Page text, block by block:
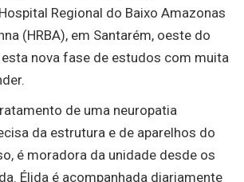
Regional do Baixo Amazonas
(HRBA), em Santarém, oeste do
esta nova fase de estudos com muita
de uma neuropatia
da estrutura e de aparelhos do
é moradora da unidade desde os
Élida é acompanhada diariamente